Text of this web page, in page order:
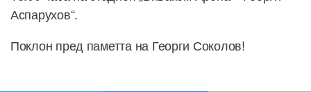
Аспарухов“.
Поклон пред паметта на Георги Соколов!